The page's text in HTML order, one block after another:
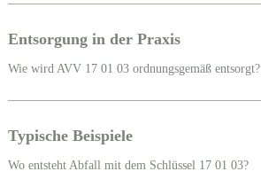
Entsorgung in der Praxis
Wie wird AVV 17 01 03 ordnungsgemäß entsorgt?
Typische Beispiele
Wo entsteht Abfall mit dem Schlüssel 17 01 03?